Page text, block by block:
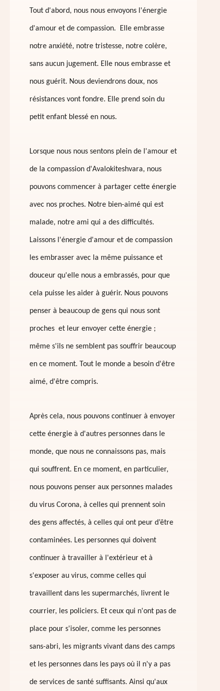
Tout d'abord, nous nous envoyons l'énergie
d'amour et de compassion. Elle embrasse
notre anxiété, notre tristesse, notre colère,
sans aucun jugement. Elle nous embrasse et
nous guérit. Nous deviendrons doux, nos
résistances vont fondre. Elle prend soin du
petit enfant blessé en nous.
Lorsque nous nous sentons plein de l'amour et
de la compassion d'Avalokiteshvara, nous
pouvons commencer à partager cette énergie
avec nos proches. Notre bien-aimé qui est
malade, notre ami qui a des difficultés.
Laissons l'énergie d'amour et de compassion
les embrasser avec la même puissance et
douceur qu'elle nous a embrassés, pour que
cela puisse les aider à guérir. Nous pouvons
penser à beaucoup de gens qui nous sont
proches et leur envoyer cette énergie ;
même s'ils ne semblent pas souffrir beaucoup
en ce moment. Tout le monde a besoin d'être
aimé, d'être compris.
Après cela, nous pouvons continuer à envoyer
cette énergie à d'autres personnes dans le
monde, que nous ne connaissons pas, mais
qui souffrent. En ce moment, en particulier,
nous pouvons penser aux personnes malades
du virus Corona, à celles qui prennent soin
des gens affectés, à celles qui ont peur d’être
contaminées. Les personnes qui doivent
continuer à travailler à l'extérieur et à
s'exposer au virus, comme celles qui
travaillent dans les supermarchés, livrent le
courrier, les policiers. Et ceux qui n'ont pas de
place pour s'isoler, comme les personnes
sans-abri, les migrants vivant dans des camps
et les personnes dans les pays où il n'y a pas
de services de santé suffisants. Ainsi qu'aux